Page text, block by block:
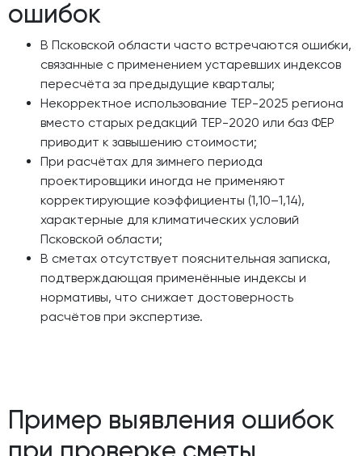
ошибок
В Псковской области часто встречаются ошибки,
связанные с применением устаревших индексов
пересчёта за предыдущие кварталы;
Некорректное использование ТЕР-2025 региона
вместо старых редакций ТЕР-2020 или баз ФЕР
приводит к завышению стоимости;
При расчётах для зимнего периода
проектировщики иногда не применяют
корректирующие коэффициенты (1,10–1,14),
характерные для климатических условий
Псковской области;
В сметах отсутствует пояснительная записка,
подтверждающая применённые индексы и
нормативы, что снижает достоверность
расчётов при экспертизе.
Пример выявления ошибок